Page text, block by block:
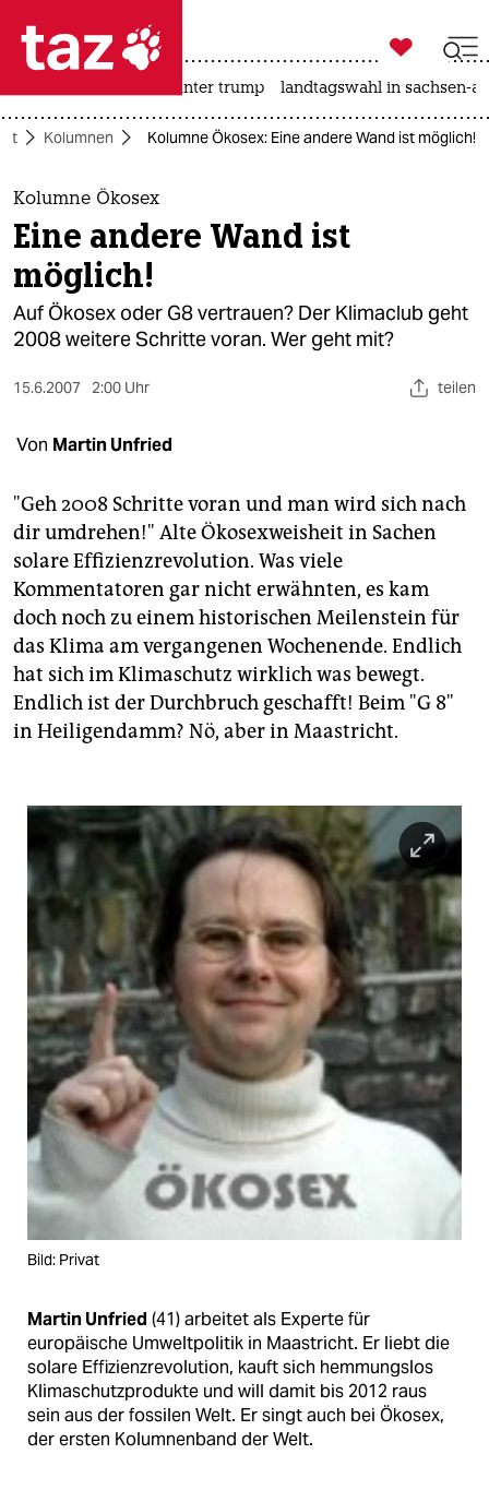
 taz zahl ich
taz zahl ich
themen
politik
öko
gesellschaft
kultur
sport
berlin
nord
wahrheit
verlag
verlag
veranstaltungen
fragen & hilfe
unterstützen
abo
genossenschaft
epaper login

taz zahl ich
usa unter trump landtagswahl in sachsen-
Kolumnen Kolumne Ökosex: Eine andere Wand ist möglich!
Kolumne Ökosex
Eine andere Wand ist
möglich!
Auf Ökosex oder G8 vertrauen? Der Klimaclub geht
2008 weitere Schritte voran. Wer geht mit?
15.6.2007 2:00 Uhr teilen
Von Martin Unfried
"Geh 2008 Schritte voran und man wird sich nach
dir umdrehen!" Alte Ökosexweisheit in Sachen
solare Effizienzrevolution. Was viele
Kommentatoren gar nicht erwähnten, es kam
doch noch zu einem historischen Meilenstein für
das Klima am vergangenen Wochenende. Endlich
hat sich im Klimaschutz wirklich was bewegt.
Endlich ist der Durchbruch geschafft! Beim "G 8"
in Heiligendamm? Nö, aber in Maastricht.
Bild: Privat
Martin Unfried (41) arbeitet als Experte für
europäische Umweltpolitik in Maastricht. Er liebt die
solare Effizienzrevolution, kauft sich hemmungslos
Klimaschutzprodukte und will damit bis 2012 raus
sein aus der fossilen Welt. Er singt auch bei Ökosex,
der ersten Kolumnenband der Welt.